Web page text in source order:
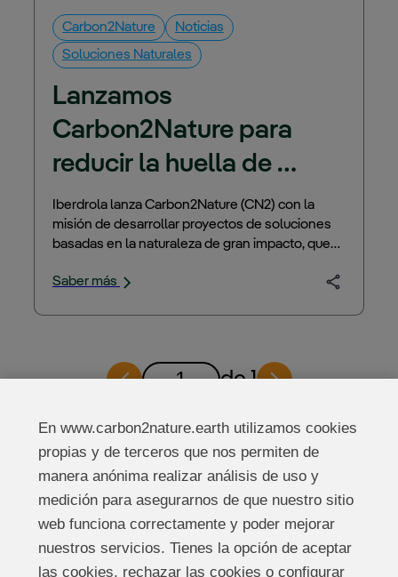
Carbon2Nature
Noticias
Soluciones Naturales
Lanzamos
Carbon2Nature para
reducir la huella de
carbono global a través
de soluciones basadas
Iberdrola lanza Carbon2Nature (CN2) con la
misión de desarrollar proyectos de soluciones
basadas en la naturaleza de gran impacto, que
biodiversidad y…
Saber más
de 1
Next
Información legal
En www.carbon2nature.earth utilizamos cookies
propias y de terceros que nos permiten de
manera anónima realizar análisis de uso y
medición para asegurarnos de que nuestro sitio
web funciona correctamente y poder mejorar
nuestros servicios. Tienes la opción de aceptar
las cookies, rechazar las cookies o configurar